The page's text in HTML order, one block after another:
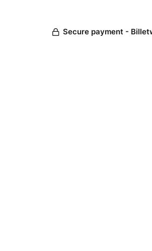
Secure payment -